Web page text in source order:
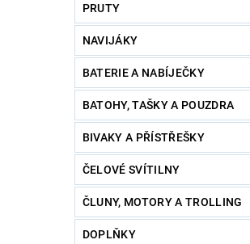
PRUTY
NAVIJÁKY
BATERIE A NABÍJEČKY
BATOHY, TAŠKY A POUZDRA
BIVAKY A PŘÍSTŘEŠKY
ČELOVÉ SVÍTILNY
ČLUNY, MOTORY A TROLLING
DOPLŇKY